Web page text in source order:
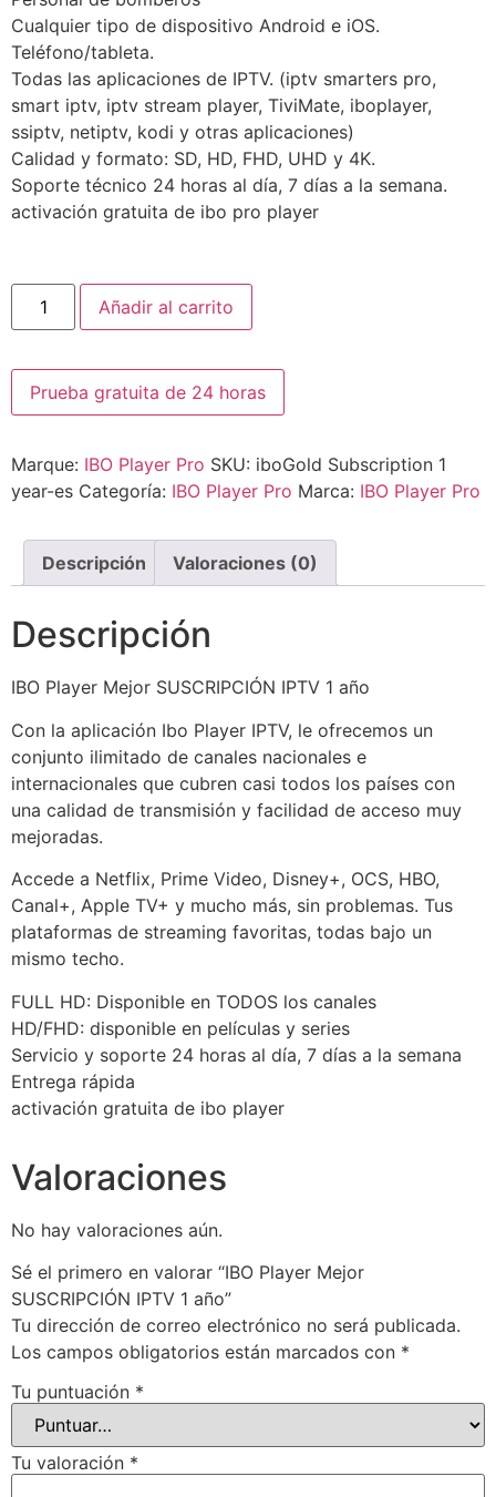
Cualquier tipo de dispositivo Android e iOS.
Teléfono/tableta.
Todas las aplicaciones de IPTV. (iptv smarters pro,
smart iptv, iptv stream player, TiviMate, iboplayer,
ssiptv, netiptv, kodi y otras aplicaciones)
Calidad y formato: SD, HD, FHD, UHD y 4K.
Soporte técnico 24 horas al día, 7 días a la semana.
activación gratuita de ibo pro player
Añadir al carrito
Prueba gratuita de 24 horas
Marque: IBO Player Pro SKU: iboGold Subscription 1
year-es Categoría: IBO Player Pro Marca: IBO Player Pro
Descripción Valoraciones (0)
Descripción
IBO Player Mejor SUSCRIPCIÓN IPTV 1 año
Con la aplicación Ibo Player IPTV, le ofrecemos un
conjunto ilimitado de canales nacionales e
internacionales que cubren casi todos los países con
una calidad de transmisión y facilidad de acceso muy
mejoradas.
Accede a Netflix, Prime Video, Disney+, OCS, HBO,
Canal+, Apple TV+ y mucho más, sin problemas. Tus
plataformas de streaming favoritas, todas bajo un
mismo techo.
FULL HD: Disponible en TODOS los canales
HD/FHD: disponible en películas y series
Servicio y soporte 24 horas al día, 7 días a la semana
Entrega rápida
activación gratuita de ibo player
Valoraciones
No hay valoraciones aún.
Sé el primero en valorar “IBO Player Mejor
SUSCRIPCIÓN IPTV 1 año”
Tu dirección de correo electrónico no será publicada.
Los campos obligatorios están marcados con *
Tu puntuación *
Tu valoración *